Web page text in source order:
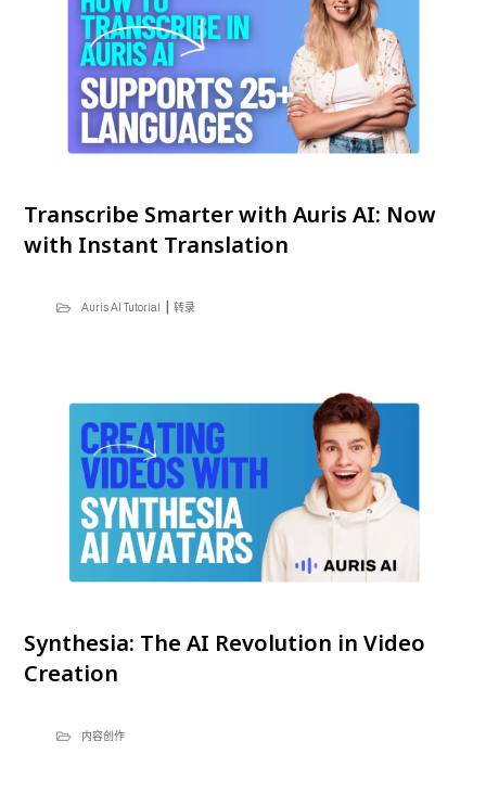
Transcribe Smarter with Auris AI: Now
with Instant Translation
Auris AI Tutorial 转录
Synthesia: The AI Revolution in Video
Creation
内容创作